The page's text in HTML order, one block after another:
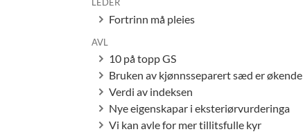
Fortrinn må pleies
AVL
10 på topp GS
Bruken av kjønnsseparert sæd er økende
Verdi av indeksen
Nye eigenskapar i eksteriørvurderinga
Vi kan avle for mer tillitsfulle kyr